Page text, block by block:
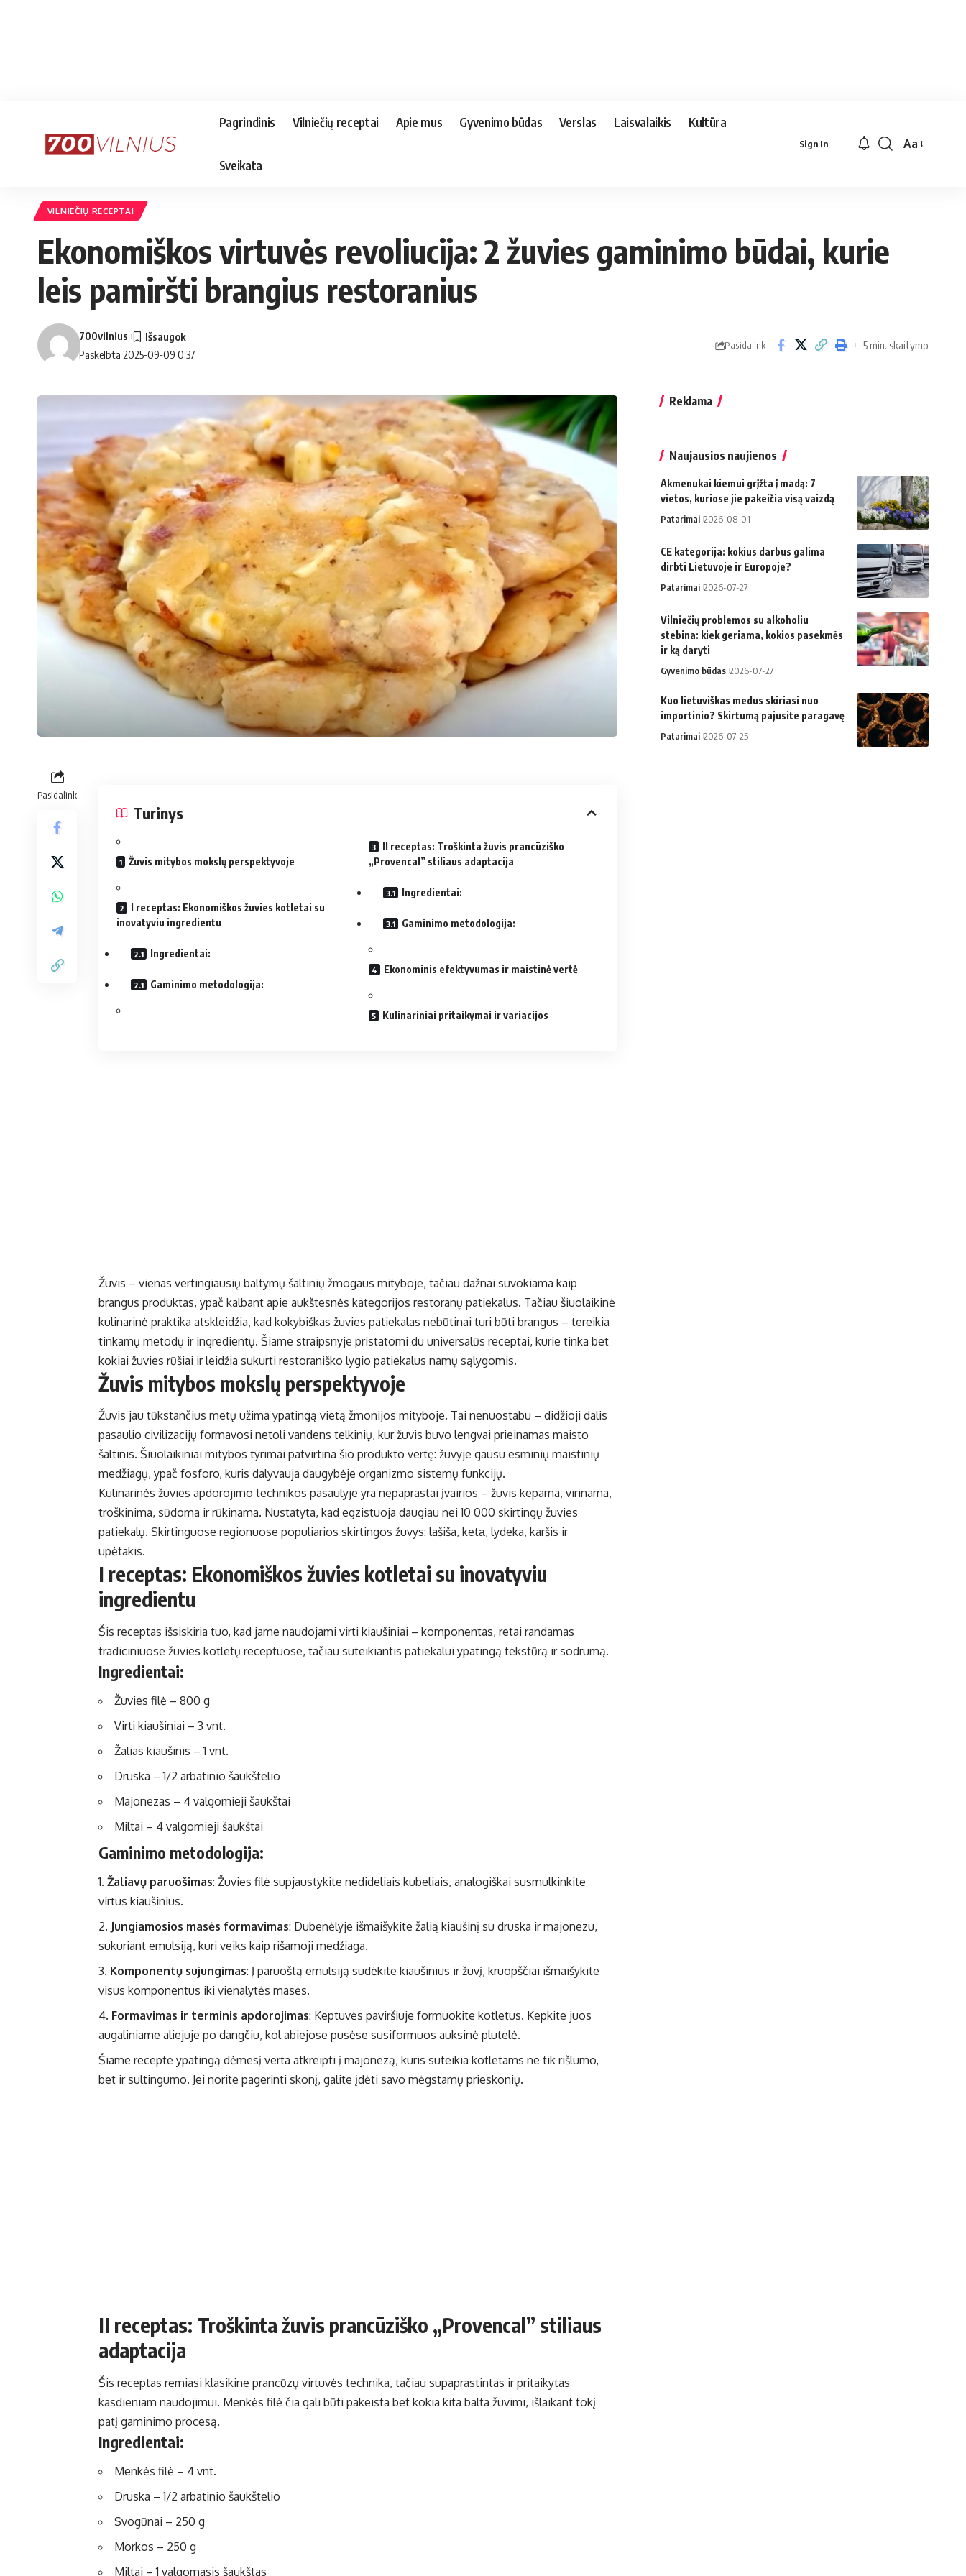
Pagrindinis Vilniečių receptai Apie mus Gyvenimo būdas Verslas Laisvalaikis Kultūra
Sveikata
Sign In
Font
Aa
VILNIEČIŲ RECEPTAI
Ekonomiškos virtuvės revoliucija: 2 žuvies gaminimo būdai, kurie
leis pamiršti brangius restoranius
Paskelbta 2025-09-09 0:37
700vilnius
Pasidalink 5 min. skaitymo
Pasidalink
Turinys
Žuvis mitybos mokslų perspektyvoje
I receptas: Ekonomiškos žuvies kotletai su
inovatyviu ingredientu
Ingredientai:
Gaminimo metodologija:
II receptas: Troškinta žuvis prancūziško
„Provencal” stiliaus adaptacija
Ingredientai:
Gaminimo metodologija:
Ekonominis efektyvumas ir maistinė vertė
Kulinariniai pritaikymai ir variacijos
Žuvis – vienas vertingiausių baltymų šaltinių žmogaus mityboje, tačiau dažnai suvokiama kaip
brangus produktas, ypač kalbant apie aukštesnės kategorijos restoranų patiekalus. Tačiau šiuolaikinė
kulinarinė praktika atskleidžia, kad kokybiškas žuvies patiekalas nebūtinai turi būti brangus – tereikia
tinkamų metodų ir ingredientų. Šiame straipsnyje pristatomi du universalūs receptai, kurie tinka bet
kokiai žuvies rūšiai ir leidžia sukurti restoraniško lygio patiekalus namų sąlygomis.
Žuvis mitybos mokslų perspektyvoje
Žuvis jau tūkstančius metų užima ypatingą vietą žmonijos mityboje. Tai nenuostabu – didžioji dalis
pasaulio civilizacijų formavosi netoli vandens telkinių, kur žuvis buvo lengvai prieinamas maisto
šaltinis. Šiuolaikiniai mitybos tyrimai patvirtina šio produkto vertę: žuvyje gausu esminių maistinių
medžiagų, ypač fosforo, kuris dalyvauja daugybėje organizmo sistemų funkcijų.
Kulinarinės žuvies apdorojimo technikos pasaulyje yra nepaprastai įvairios – žuvis kepama, virinama,
troškinima, sūdoma ir rūkinama. Nustatyta, kad egzistuoja daugiau nei 10 000 skirtingų žuvies
patiekalų. Skirtinguose regionuose populiarios skirtingos žuvys: lašiša, ketа, lydeka, karšis ir
upėtakis.
I receptas: Ekonomiškos žuvies kotletai su inovatyviu
ingredientu
Šis receptas išsiskiria tuo, kad jame naudojami virti kiaušiniai – komponentas, retai randamas
tradiciniuose žuvies kotletų receptuose, tačiau suteikiantis patiekalui ypatingą tekstūrą ir sodrumą.
Ingredientai:
Žuvies filė – 800 g
Virti kiaušiniai – 3 vnt.
Žalias kiaušinis – 1 vnt.
Druska – 1/2 arbatinio šaukštelio
Majonezas – 4 valgomieji šaukštai
Miltai – 4 valgomieji šaukštai
Gaminimo metodologija:
Žaliavų paruošimas: Žuvies filė supjaustykite nedideliais kubeliais, analogiškai susmulkinkite
virtus kiaušinius.
Jungiamosios masės formavimas: Dubenėlyje išmaišykite žalią kiaušinį su druska ir majonezu,
sukuriant emulsiją, kuri veiks kaip rišamoji medžiaga.
Komponentų sujungimas: Į paruoštą emulsiją sudėkite kiaušinius ir žuvį, kruopščiai išmaišykite
visus komponentus iki vienalytės masės.
Formavimas ir terminis apdorojimas: Keptuvės paviršiuje formuokite kotletus. Kepkite juos
augaliniame aliejuje po dangčiu, kol abiejose pusėse susiformuos auksinė plutelė.
Šiame recepte ypatingą dėmesį verta atkreipti į majonezą, kuris suteikia kotletams ne tik rišlumo,
bet ir sultingumo. Jei norite pagerinti skonį, galite įdėti savo mėgstamų prieskonių.
II receptas: Troškinta žuvis prancūziško „Provencal” stiliaus
adaptacija
Šis receptas remiasi klasikine prancūzų virtuvės technika, tačiau supaprastintas ir pritaikytas
kasdieniam naudojimui. Menkės filė čia gali būti pakeista bet kokia kita balta žuvimi, išlaikant tokį
patį gaminimo procesą.
Ingredientai:
Menkės filė – 4 vnt.
Druska – 1/2 arbatinio šaukštelio
Svogūnai – 250 g
Morkos – 250 g
Miltai – 1 valgomasis šaukštas
Reklama
Naujausios naujienos
Akmenukai kiemui grįžta į madą: 7
vietos, kuriose jie pakeičia visą vaizdą
Patarimai 2026-08-01
CE kategorija: kokius darbus galima
dirbti Lietuvoje ir Europoje?
Patarimai 2026-07-27
Vilniečių problemos su alkoholiu
stebina: kiek geriama, kokios pasekmės
ir ką daryti
Gyvenimo būdas 2026-07-27
Kuo lietuviškas medus skiriasi nuo
importinio? Skirtumą pajusite paragavę
Patarimai 2026-07-25